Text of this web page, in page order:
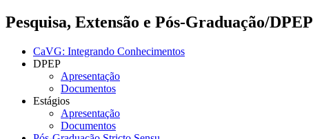
Pesquisa, Extensão e Pós-Graduação/DPEP
CaVG: Integrando Conhecimentos
DPEP
Apresentação
Documentos
Estágios
Apresentação
Documentos